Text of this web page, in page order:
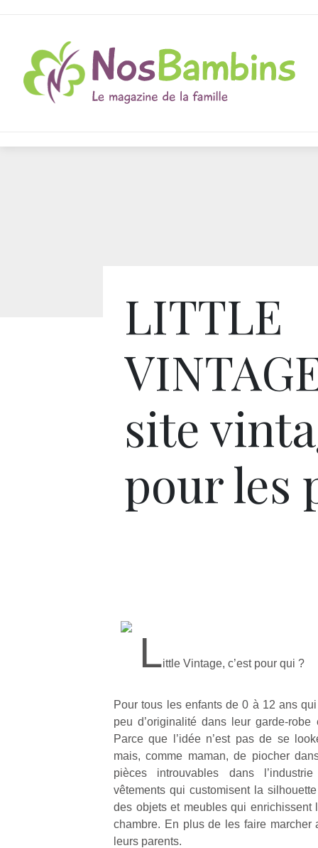
LITTLE
site
pour les
Little Vintage, c’est pour qui ?
Pour tous les enfants de 0 à 12 ans
peu d’originalité dans leur garde-
Parce que l’idée n’est pas de se
mais, comme maman, de piocher
pièces introuvables dans
vêtements qui customisent la
des objets et meubles qui enrichissent
chambre. En plus de les faire marcher
leurs parents.